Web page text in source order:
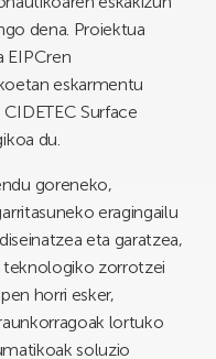
dena. Proiektua
EIPCren
eskarmentu
Surface
du.
goreneko,
eragingailu
eta garatzea,
teknologiko zorrotzei
horri esker,
lortuko
soluzio